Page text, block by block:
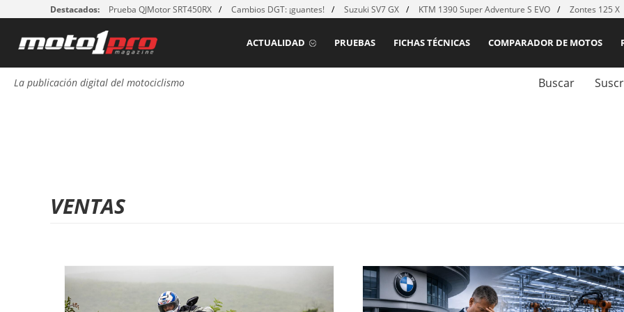
Destacados: Prueba QJMotor SRT450RX Cambios DGT: ¡guantes! Suzuki SV7 GX KTM 1390 Super Adventure S EVO Zontes 125 X
COMPARADOR DE MOTOS
FICHAS TÉCNICAS
PRUEBAS
ACTUALIDAD
La publicación digital del motociclismo Buscar
VENTAS